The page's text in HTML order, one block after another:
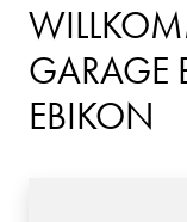
GARAGE
EBIKON